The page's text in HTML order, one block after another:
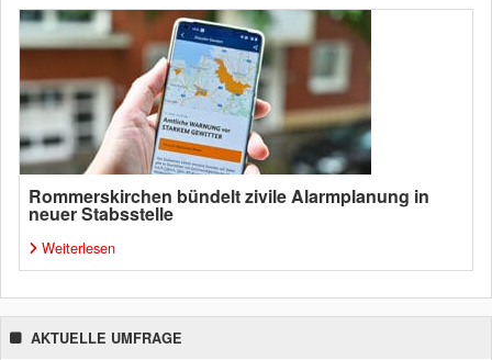
Rommerskirchen bündelt zivile Alarmplanung in
neuer Stabsstelle
Weiterlesen
AKTUELLE UMFRAGE